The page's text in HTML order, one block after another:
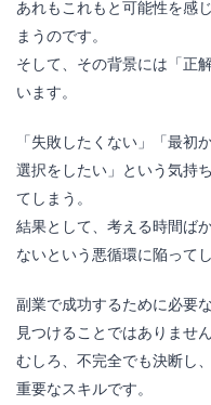
あれもこれもと可能性を感
まうのです。
そして、その背景には「正
います。
「失敗したくない」「最初
選択をしたい」という気持
てしまう。
結果として、考える時間ば
ないという悪循環に陥って
副業で成功するために必要
見つけることではありません
むしろ、不完全でも決断し
重要なスキルです。